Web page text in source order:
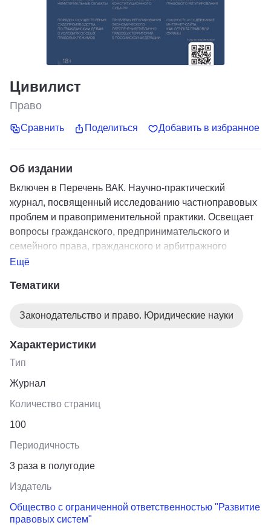
Цивилист
Право
Сравнить Поделиться Добавить в избранное
Об издании
Включен в Перечень ВАК. Научно-практический
журнал, посвященный исследованию частноправовых
проблем и правоприменительной практики. Освещает
вопросы гражданского, предпринимательского и
семейного права, гражданского и арбитражного
процесса, цифрового права иных отраслей
Ещё
Тематики
Законодательство и право. Юридические науки
Характеристики
Тип
Журнал
Количество страниц
100
Периодичность
3 раза в полугодие
Издатель
Общество с ограниченной ответственностью "Развитие
правовых систем"